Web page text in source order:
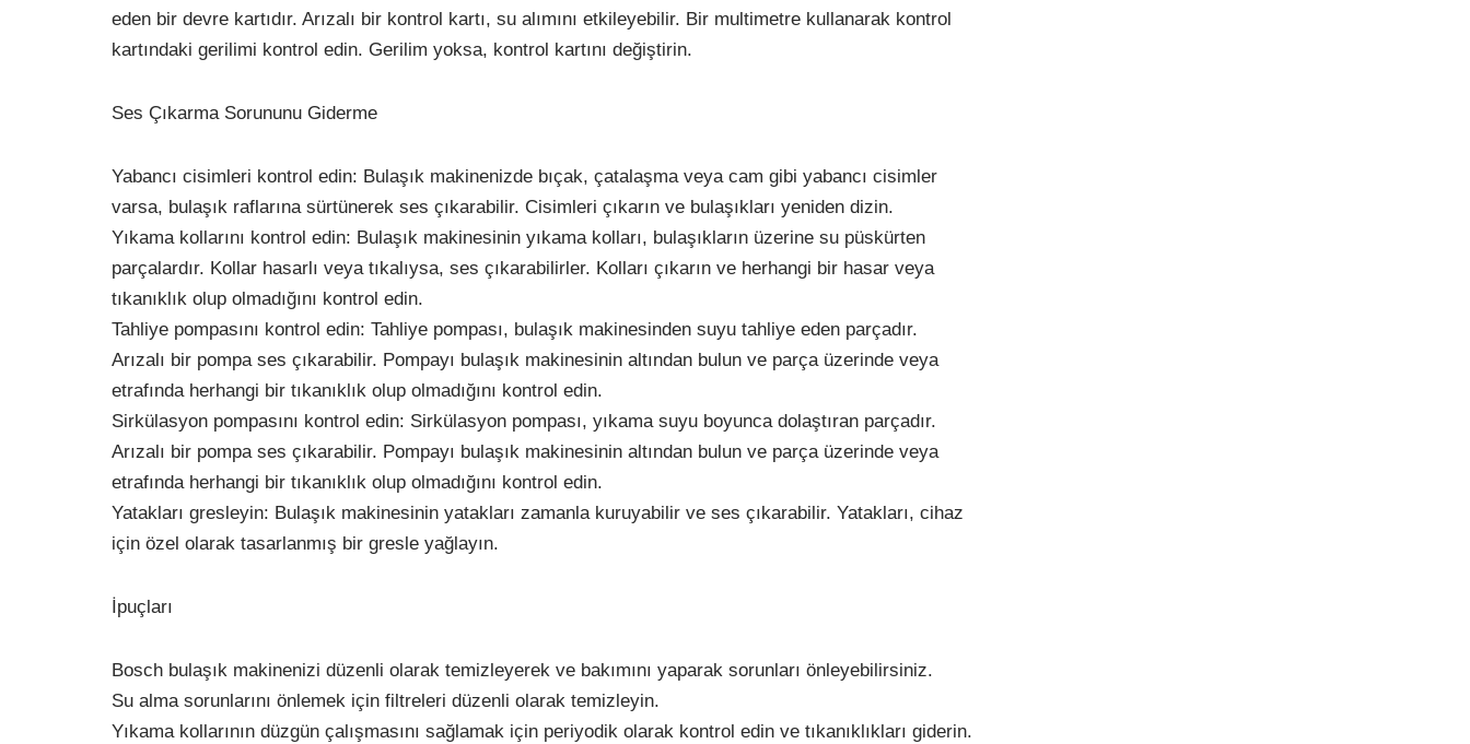
eden bir devre kartıdır. Arızalı bir kontrol kartı, su alımını etkileyebilir. Bir multimetre kullanarak kontrol
kartındaki gerilimi kontrol edin. Gerilim yoksa, kontrol kartını değiştirin.
Ses Çıkarma Sorununu Giderme
Yabancı cisimleri kontrol edin: Bulaşık makinenizde bıçak, çatalaşma veya cam gibi yabancı cisimler
varsa, bulaşık raflarına sürtünerek ses çıkarabilir. Cisimleri çıkarın ve bulaşıkları yeniden dizin.
Yıkama kollarını kontrol edin: Bulaşık makinesinin yıkama kolları, bulaşıkların üzerine su püskürten
parçalardır. Kollar hasarlı veya tıkalıysa, ses çıkarabilirler. Kolları çıkarın ve herhangi bir hasar veya
tıkanıklık olup olmadığını kontrol edin.
Tahliye pompasını kontrol edin: Tahliye pompası, bulaşık makinesinden suyu tahliye eden parçadır.
Arızalı bir pompa ses çıkarabilir. Pompayı bulaşık makinesinin altından bulun ve parça üzerinde veya
etrafında herhangi bir tıkanıklık olup olmadığını kontrol edin.
Sirkülasyon pompasını kontrol edin: Sirkülasyon pompası, yıkama suyu boyunca dolaştıran parçadır.
Arızalı bir pompa ses çıkarabilir. Pompayı bulaşık makinesinin altından bulun ve parça üzerinde veya
etrafında herhangi bir tıkanıklık olup olmadığını kontrol edin.
Yatakları gresleyin: Bulaşık makinesinin yatakları zamanla kuruyabilir ve ses çıkarabilir. Yatakları, cihaz
için özel olarak tasarlanmış bir gresle yağlayın.
İpuçları
Bosch bulaşık makinenizi düzenli olarak temizleyerek ve bakımını yaparak sorunları önleyebilirsiniz.
Su alma sorunlarını önlemek için filtreleri düzenli olarak temizleyin.
Yıkama kollarının düzgün çalışmasını sağlamak için periyodik olarak kontrol edin ve tıkanıklıkları giderin.